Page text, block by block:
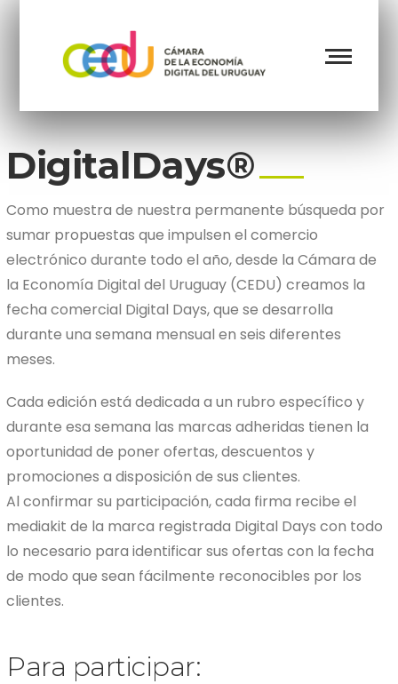
DigitalDays®
Como muestra de nuestra permanente búsqueda por
sumar propuestas que impulsen el comercio
electrónico durante todo el año, desde la Cámara de
la Economía Digital del Uruguay (CEDU) creamos la
fecha comercial Digital Days, que se desarrolla
durante una semana mensual en seis diferentes
meses.
Cada edición está dedicada a un rubro específico y
durante esa semana las marcas adheridas tienen la
oportunidad de poner ofertas, descuentos y
promociones a disposición de sus clientes.
Al confirmar su participación, cada firma recibe el
mediakit de la marca registrada Digital Days con todo
lo necesario para identificar sus ofertas con la fecha
de modo que sean fácilmente reconocibles por los
clientes.
Para participar: